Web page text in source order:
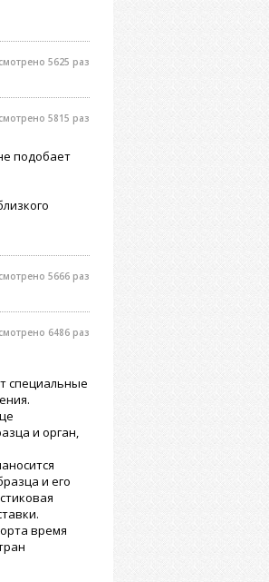
5625 раз
5815 раз
подобает
5666 раз
6486 раз
специальные
и орган,
и его
время